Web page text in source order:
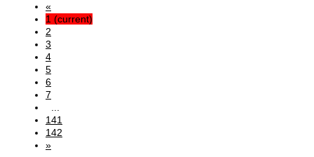
«
1 (current)
2
3
4
5
6
7
...
141
142
»